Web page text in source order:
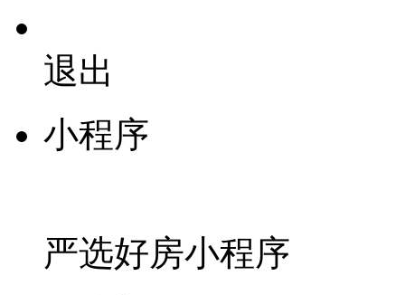
退出
小程序
严选好房小程序